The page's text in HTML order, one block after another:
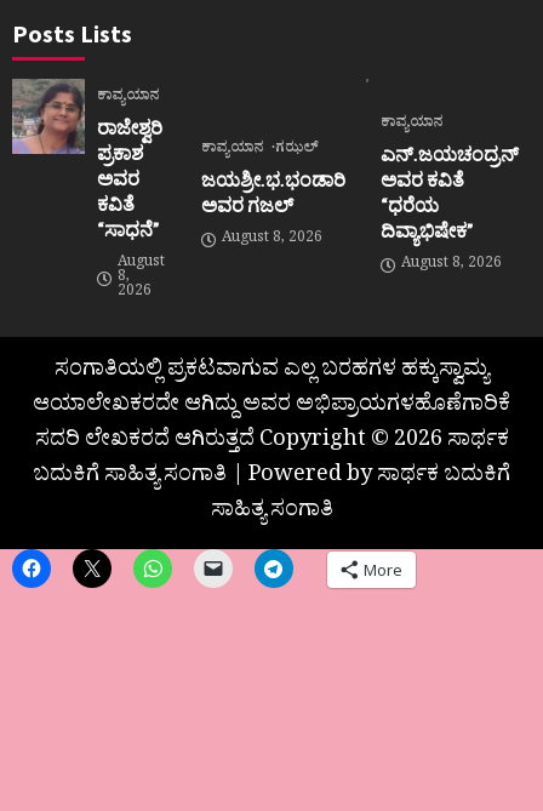
Posts Lists
ಕಾವ್ಯಯಾನ
ರಾಜೇಶ್ವರಿ
ಪ್ರಕಾಶ
ಅವರ
ಕವಿತೆ
“ಸಾಧನೆ”
August
8,
2026
ಕಾವ್ಯಯಾನ ಗಝಲ್
ಜಯಶ್ರೀ.ಭ.ಭಂಡಾರಿ
ಅವರ ಗಜಲ್
August 8, 2026
ಕಾವ್ಯಯಾನ
ಎನ್.ಜಯಚಂದ್ರನ್
ಅವರ ಕವಿತೆ
“ಧರೆಯ
ದಿವ್ಯಾಭಿಷೇಕ”
August 8, 2026
ಸಂಗಾತಿಯಲ್ಲಿ ಪ್ರಕಟವಾಗುವ ಎಲ್ಲ ಬರಹಗಳ ಹಕ್ಕುಸ್ವಾಮ್ಯ
ಆಯಾಲೇಖಕರದೇ ಆಗಿದ್ದು ಅವರ ಅಭಿಪ್ರಾಯಗಳಹೊಣೆಗಾರಿಕೆ
ಸದರಿ ಲೇಖಕರದೆ ಆಗಿರುತ್ತದೆ Copyright © 2026 ಸಾರ್ಥಕ
ಬದುಕಿಗೆ ಸಾಹಿತ್ಯ ಸಂಗಾತಿ | Powered by ಸಾರ್ಥಕ ಬದುಕಿಗೆ
ಸಾಹಿತ್ಯ ಸಂಗಾತಿ
More